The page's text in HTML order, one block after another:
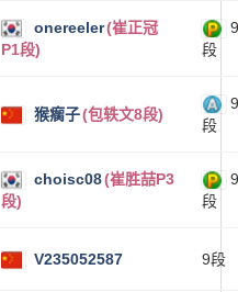
onereeler(崔正冠
P1段)
9
段
猴瘸子(包轶文8段)
9
段
choisc08(崔胜喆P3
段)
9
段
V235052587 9段